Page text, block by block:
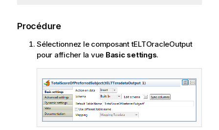
Procédure
Sélectionnez le composant tELTOracleOutput
pour afficher la vue Basic settings.